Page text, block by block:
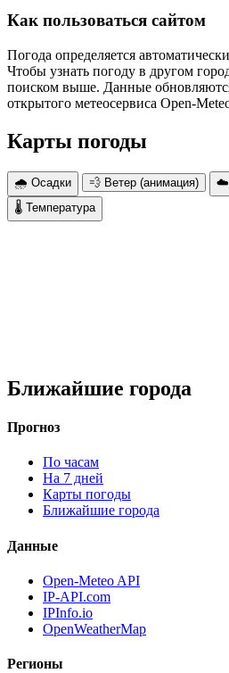
Как пользоваться сайтом
Погода определяется
Чтобы узнать погоду в другом
поиском выше. Данные
открытого метеосервиса Open-
Карты погоды
🌧 Осадки 💨 Ветер (анимация)
☁️
🌡 Температура
Ближайшие города
Прогноз
По часам
На 7 дней
Карты погоды
Ближайшие города
Данные
Open-Meteo API
IP-API.com
IPInfo.io
OpenWeatherMap
Регионы